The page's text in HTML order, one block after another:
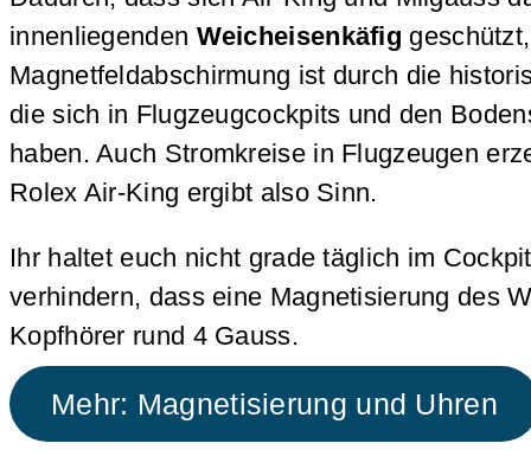
innenliegenden Weicheisenkäfig
Magnetfeldabschirmung ist durch die
die sich in Flugzeugcockpits und den
haben. Auch Stromkreise in Flugzeugen
Rolex Air-King ergibt also Sinn.
Ihr haltet euch nicht grade täglich im
verhindern, dass eine Magnetisierung des
Kopfhörer rund 4 Gauss.
Mehr: Magnetisierung und Uhren